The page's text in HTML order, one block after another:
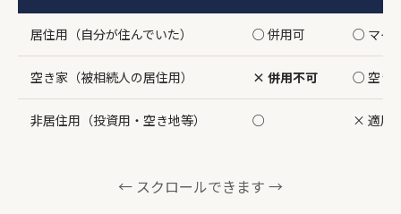
居住用（自分が住んでいた） ○ 併用可 ○ マイ
空き家（被相続人の居住用） × 併用不可 ○ 空き
非居住用（投資用・空き地等） ○ × 適用
← スクロールできます →